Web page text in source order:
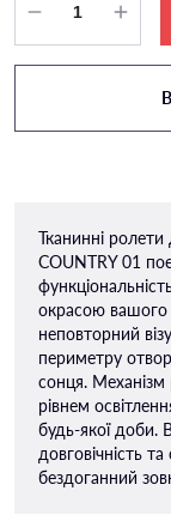
Тканинні ролети
COUNTRY 01
окрасою вашого
неповторний
периметру
сонця. Механізм
рівнем
будь-якої доби.
довговічність
бездоганний